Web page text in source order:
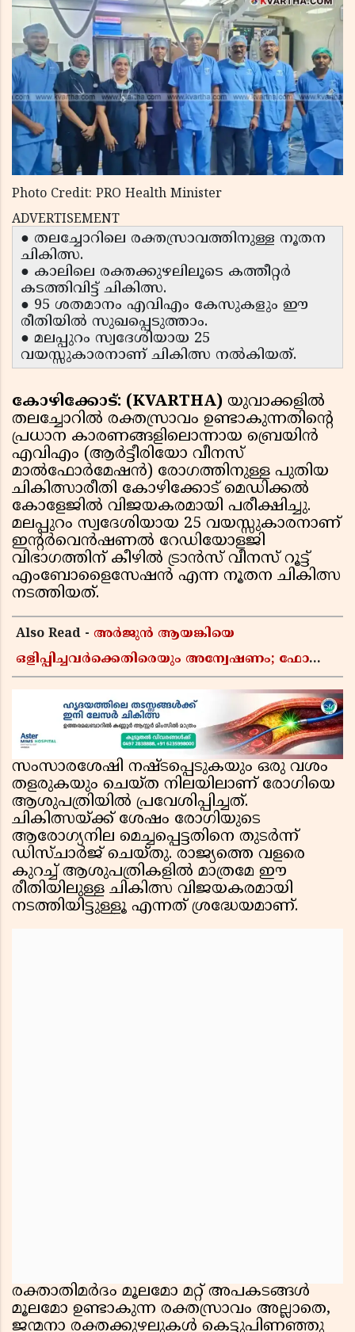
Photo Credit: PRO Health Minister
ADVERTISEMENT
● തലച്ചോറിലെ രക്തസ്രാവത്തിനുള്ള നൂതന
ചികിത്സ.
● കാലിലെ രക്തക്കുഴലിലൂടെ കത്തീറ്റർ
കടത്തിവിട്ട് ചികിത്സ.
● 95 ശതമാനം എവിഎം കേസുകളും ഈ
രീതിയിൽ സുഖപ്പെടുത്താം.
● മലപ്പുറം സ്വദേശിയായ 25
വയസ്സുകാരനാണ് ചികിത്സ നൽകിയത്.
കോഴിക്കോട്: (KVARTHA) യുവാക്കളിൽ
തലച്ചോറിൽ രക്തസ്രാവം ഉണ്ടാകുന്നതിന്റെ
പ്രധാന കാരണങ്ങളിലൊന്നായ ബ്രെയിൻ
എവിഎം (ആർട്ടീരിയോ വീനസ്
മാൽഫോർമേഷൻ) രോഗത്തിനുള്ള പുതിയ
ചികിത്സാരീതി കോഴിക്കോട് മെഡിക്കൽ
കോളേജിൽ വിജയകരമായി പരീക്ഷിച്ചു.
മലപ്പുറം സ്വദേശിയായ 25 വയസ്സുകാരനാണ്
ഇൻ്റർവെൻഷണൽ റേഡിയോളജി
വിഭാഗത്തിന് കീഴിൽ ട്രാൻസ് വീനസ് റൂട്ട്
എംബോളൈസേഷൻ എന്ന നൂതന ചികിത്സ
നടത്തിയത്.
Also Read - അർജുൻ ആയങ്കിയെ
ഒളിപ്പിച്ചവർക്കെതിരെയും അന്വേഷണം; ഫോൺ
പൊലീസ്
സംസാരശേഷി നഷ്ടപ്പെടുകയും ഒരു വശം
തളരുകയും ചെയ്ത നിലയിലാണ് രോഗിയെ
ആശുപത്രിയിൽ പ്രവേശിപ്പിച്ചത്.
ചികിത്സയ്ക്ക് ശേഷം രോഗിയുടെ
ആരോഗ്യനില മെച്ചപ്പെട്ടതിനെ തുടർന്ന്
ഡിസ്ചാർജ് ചെയ്തു. രാജ്യത്തെ വളരെ
കുറച്ച് ആശുപത്രികളിൽ മാത്രമേ ഈ
രീതിയിലുള്ള ചികിത്സ വിജയകരമായി
നടത്തിയിട്ടുള്ളൂ എന്നത് ശ്രദ്ധേയമാണ്.
രക്താതിമർദം മൂലമോ മറ്റ് അപകടങ്ങൾ
മൂലമോ ഉണ്ടാകുന്ന രക്തസ്രാവം അല്ലാതെ,
ജന്മനാ രക്തക്കുഴലുകൾ കെട്ടുപിണഞ്ഞു